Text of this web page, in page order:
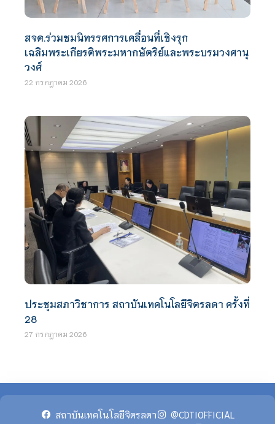
สจด.ร่วมชมนิทรรศการเคลื่อนที่เชิงรุก
เฉลิมพระเกียรติพระมหากษัตริย์และพระบรมวงศานุ
วงศ์
22 กรกฎาคม 2026
ประชุมสภาวิชาการ สถาบันเทคโนโลยีจิตรลดา ครั้งที่
28
27 กรกฎาคม 2026
สถาบันเทคโนโลยีจิตรลดา
@CDTIOFFICIAL